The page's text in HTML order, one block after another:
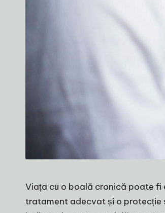
Viața cu o boală cronică poate
tratament adecvat și o protecție